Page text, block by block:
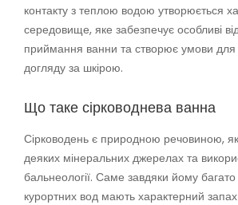
контакту з теплою водою утворюється
середовище, яке забезпечує особливі
приймання ванни та створює умови для
догляду за шкірою.
Що таке сірководнева ванна
Сірководень є природною речовиною,
деяких мінеральних джерелах та
бальнеології. Саме завдяки йому
курортних вод мають характерний запах